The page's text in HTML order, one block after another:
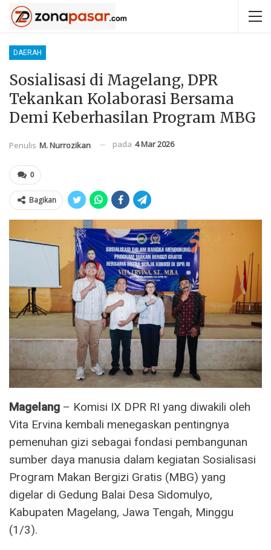
DAERAH
Sosialisasi di Magelang, DPR
Tekankan Kolaborasi Bersama
Demi Keberhasilan Program MBG
Penulis M. Nurrozikan pada 4 Mar 2026
0
Bagikan
Magelang – Komisi IX DPR RI yang diwakili oleh
Vita Ervina kembali menegaskan pentingnya
pemenuhan gizi sebagai fondasi pembangunan
sumber daya manusia dalam kegiatan Sosialisasi
Program Makan Bergizi Gratis (MBG) yang
digelar di Gedung Balai Desa Sidomulyo,
Kabupaten Magelang, Jawa Tengah, Minggu
(1/3).